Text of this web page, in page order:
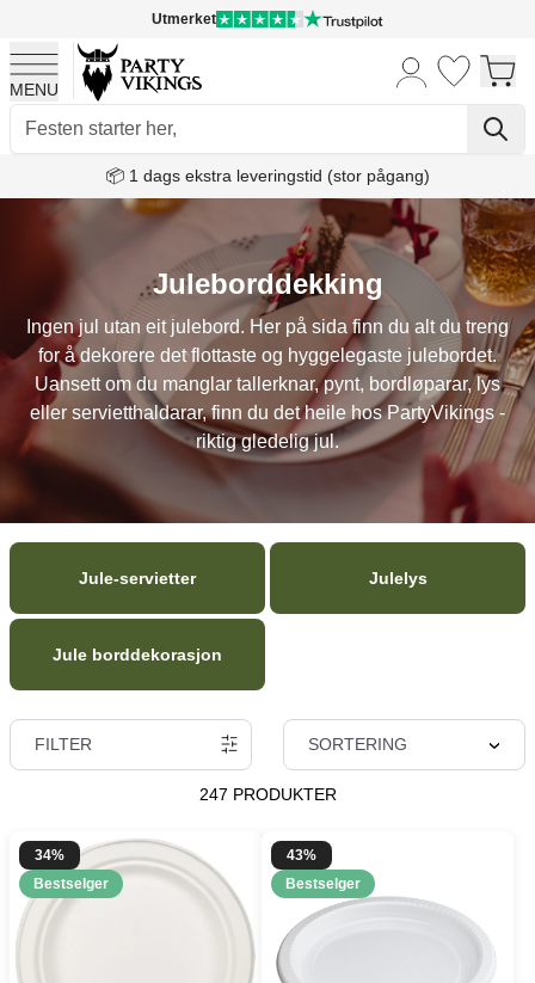
Utmerket
MENU
📦 1 dags ekstra leveringstid (stor pågang)
Skip to Content
Juleborddekking
Ingen jul utan eit julebord. Her på sida finn du alt du treng
for å dekorere det flottaste og hyggelegaste julebordet.
Uansett om du manglar tallerknar, pynt, bordløparar, lys
eller servietthaldarar, finn du det heile hos PartyVikings -
riktig gledelig jul.
Jule-servietter Julelys
Jule borddekorasjon
FILTER SORTERING
247 PRODUKTER
34%
Bestselger
43%
Bestselger